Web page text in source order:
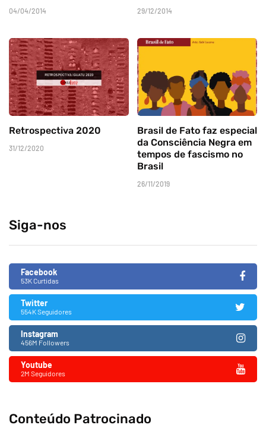
04/04/2014 29/12/2014
Retrospectiva 2020
31/12/2020
Brasil de Fato faz especial
da Consciência Negra em
tempos de fascismo no
Brasil
26/11/2019
Siga-nos
Facebook
53K Curtidas
Twitter
554K Seguidores
Instagram
456M Followers
Youtube
2M Seguidores
Conteúdo Patrocinado